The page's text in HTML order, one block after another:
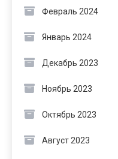
Февраль 2024
Январь 2024
Декабрь 2023
Ноябрь 2023
Октябрь 2023
Август 2023